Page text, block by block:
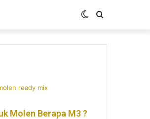
Search
for
Switch
skin
Molen Berapa M3 ?